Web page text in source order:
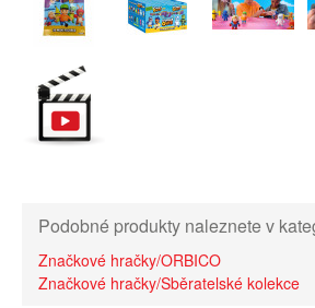
Podobné produkty naleznete v
Značkové hračky/ORBICO
Značkové hračky/Sběratelské kolekce